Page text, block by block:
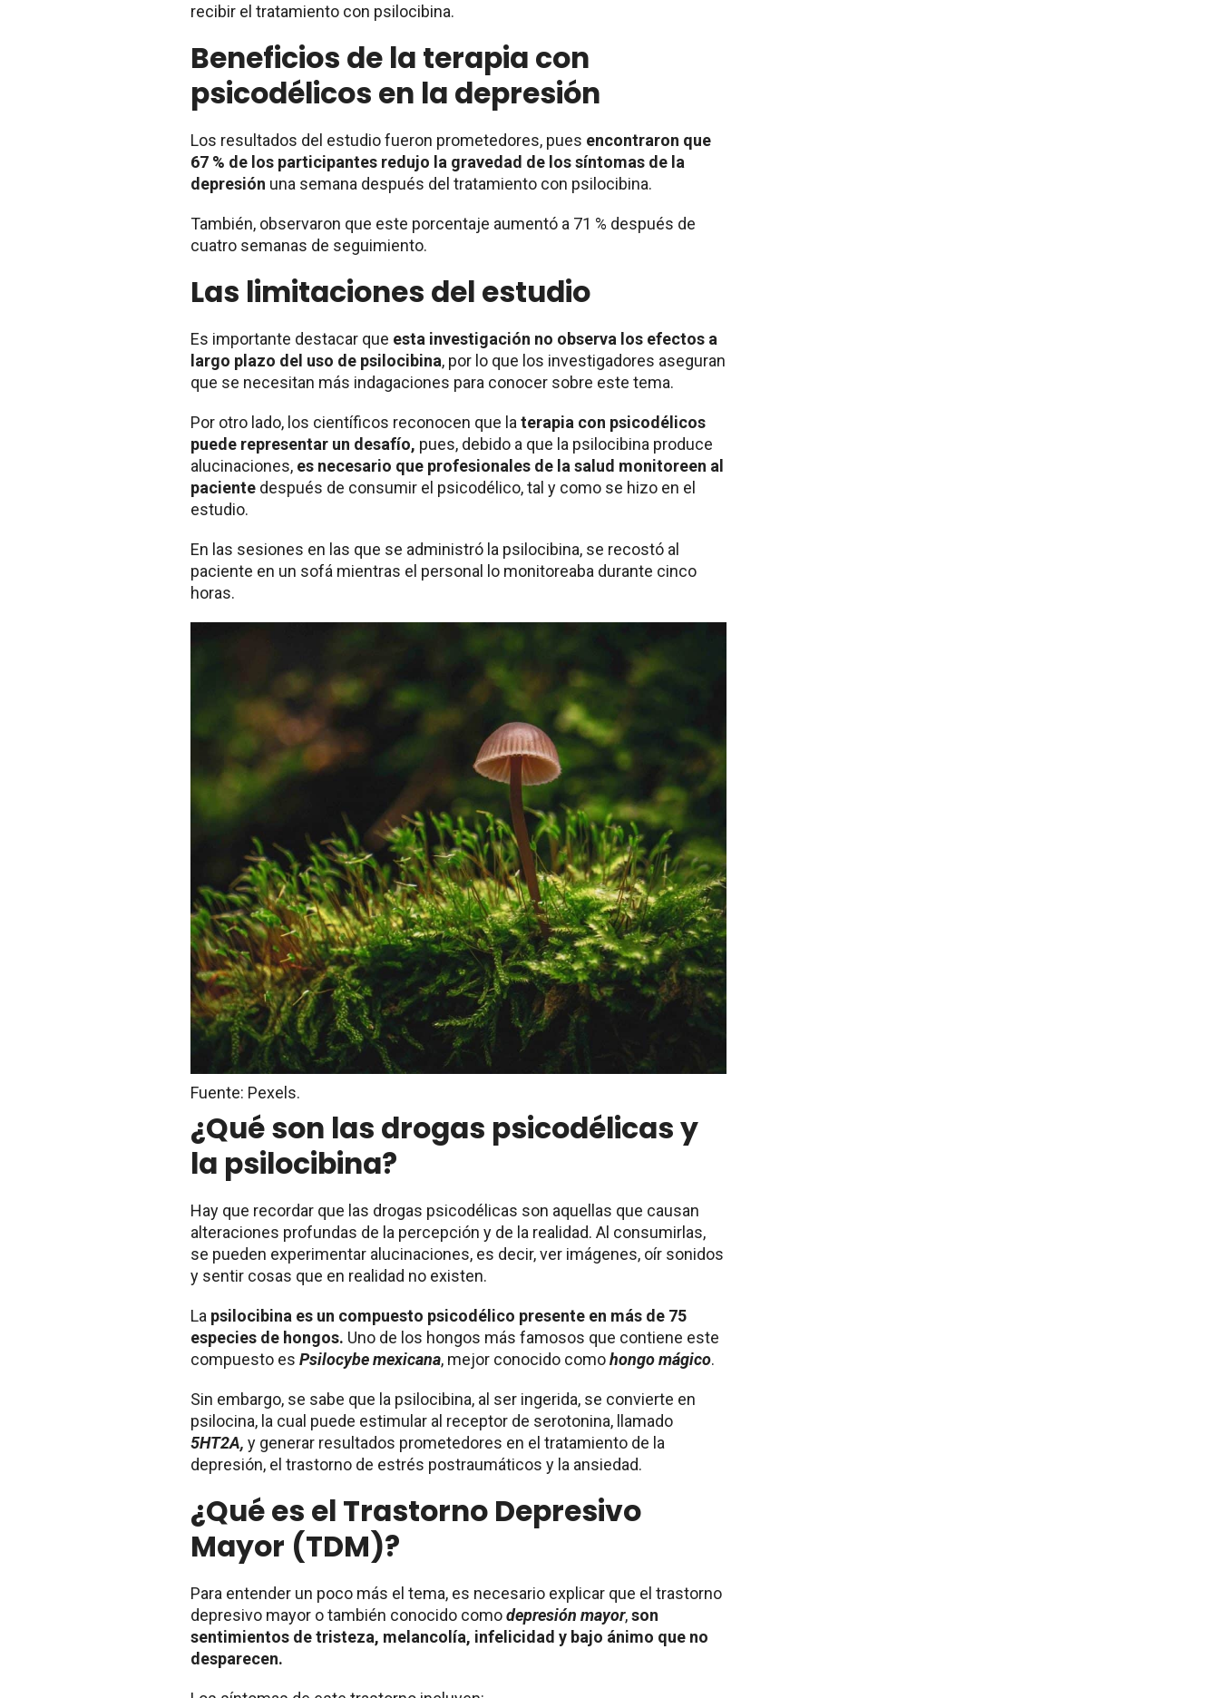
recibir el tratamiento con psilocibina.
Beneficios de la terapia con
psicodélicos en la depresión
Los resultados del estudio fueron prometedores, pues encontraron que
67 % de los participantes redujo la gravedad de los síntomas de la
depresión una semana después del tratamiento con psilocibina.
También, observaron que este porcentaje aumentó a 71 % después de
cuatro semanas de seguimiento.
Las limitaciones del estudio
Es importante destacar que esta investigación no observa los efectos a
largo plazo del uso de psilocibina, por lo que los investigadores aseguran
que se necesitan más indagaciones para conocer sobre este tema.
Por otro lado, los científicos reconocen que la terapia con psicodélicos
puede representar un desafío, pues, debido a que la psilocibina produce
alucinaciones, es necesario que profesionales de la salud monitoreen al
paciente después de consumir el psicodélico, tal y como se hizo en el
estudio.
En las sesiones en las que se administró la psilocibina, se recostó al
paciente en un sofá mientras el personal lo monitoreaba durante cinco
horas.
Fuente: Pexels.
¿Qué son las drogas psicodélicas y
la psilocibina?
Hay que recordar que las drogas psicodélicas son aquellas que causan
alteraciones profundas de la percepción y de la realidad. Al consumirlas,
se pueden experimentar alucinaciones, es decir, ver imágenes, oír sonidos
y sentir cosas que en realidad no existen.
La psilocibina es un compuesto psicodélico presente en más de 75
especies de hongos. Uno de los hongos más famosos que contiene este
compuesto es Psilocybe mexicana, mejor conocido comohongo mágico.
Sin embargo, se sabe que la psilocibina, al ser ingerida, se convierte en
psilocina, la cual puede estimular al receptor de serotonina, llamado
5HT2A, y generar resultados prometedores en el tratamiento de la
depresión, el trastorno de estrés postraumáticos y la ansiedad.
¿Qué es el Trastorno Depresivo
Mayor (TDM)?
Para entender un poco más el tema, es necesario explicar que el trastorno
depresivo mayor o también conocido comodepresión mayor,son
sentimientos de tristeza, melancolía, infelicidad y bajo ánimo que no
desparecen.